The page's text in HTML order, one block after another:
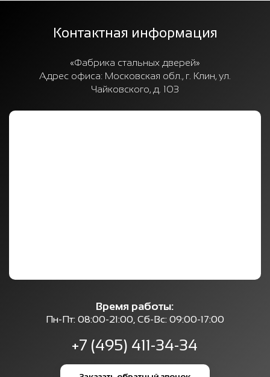
Контактная информация
«Фабрика стальных дверей»
Адрес офиса: Московская обл., г. Клин, ул.
Чайковского, д. 103
Время работы:
Пн-Пт: 08:00-21:00, Сб-Вс: 09:00-17:00
+7 (495) 411-34-34